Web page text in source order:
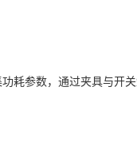
耗参数，通过夹具与开